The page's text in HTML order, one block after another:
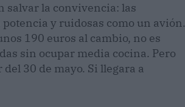
salvar la convivencia: las
y ruidosas como un avión.
190 euros al cambio, no es
sin ocupar media cocina. Pero
30 de mayo. Si llegara a